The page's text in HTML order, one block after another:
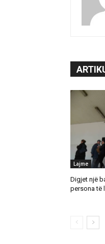
Lajme
Digjet një
persona të